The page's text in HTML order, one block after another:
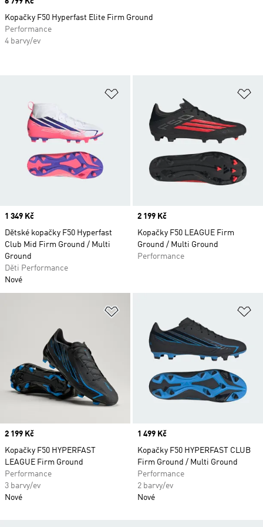
Price
1 349 Kč
Dětské kopačky F50 Hyperfast
Club Mid Firm Ground / Multi
Ground
Děti Performance
Nové
Price
2 199 Kč
Kopačky F50 LEAGUE Firm
Ground / Multi Ground
Performance
Price
2 199 Kč
Kopačky F50 HYPERFAST
LEAGUE Firm Ground
Performance
3 barvy/ev
Nové
Price
1 499 Kč
Kopačky F50 HYPERFAST CLUB
Firm Ground / Multi Ground
Performance
2 barvy/ev
Nové
Kopačky F50 Hyperfast Elite Firm Ground
Performance
4 barvy/ev